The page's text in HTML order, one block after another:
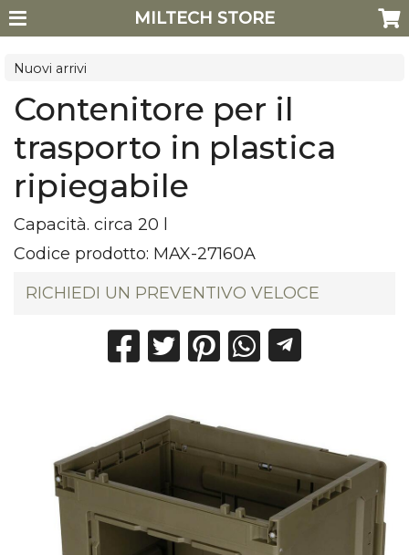
MILTECH STORE
Nuovi arrivi
Contenitore per il
trasporto in plastica
ripiegabile
Capacità. circa 20 l
Codice prodotto: MAX-27160A
RICHIEDI UN PREVENTIVO VELOCE